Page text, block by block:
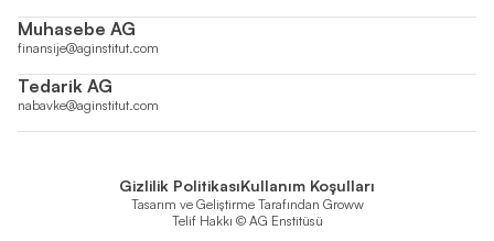
Muhasebe AG
finansije@aginstitut.com
Tedarik AG
nabavke@aginstitut.com
Tasarım ve Geliştirme Tarafından Groww
Gizlilik PolitikasıKullanım Koşulları
Telif Hakkı © AG Enstitüsü